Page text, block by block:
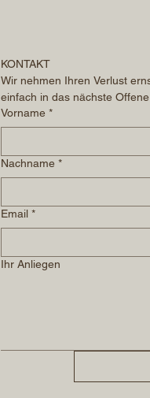
KONTAKT
Wir nehmen Ihren Verlust
einfach in das nächste
Vorname *
Nachname *
Email *
Ihr Anliegen